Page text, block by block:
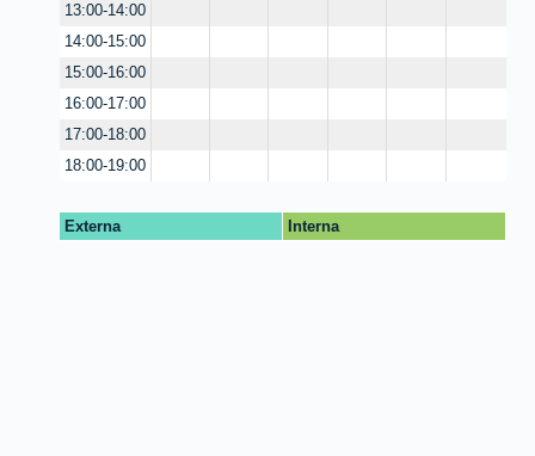
13:00-14:00
14:00-15:00
15:00-16:00
16:00-17:00
17:00-18:00
18:00-19:00
Externa Interna